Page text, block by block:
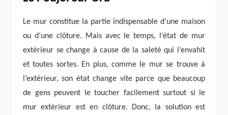
Le mur constitue la partie indispensable d’une maison
ou d’une clôture. Mais avec le temps, l’état de mur
extérieur se change à cause de la saleté qui l’envahit
et toutes sortes. En plus, comme le mur se trouve à
l’extérieur, son état change vite parce que beaucoup
de gens peuvent le toucher facilement surtout si le
mur extérieur est en clôture. Donc, la solution est